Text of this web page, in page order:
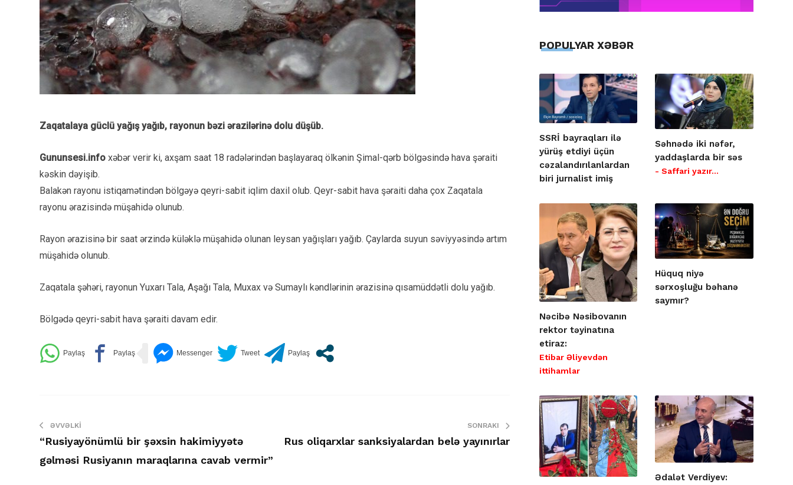
Zaqatalaya güclü yağış yağıb, rayonun bəzi ərazilərinə dolu düşüb.
Gununsesi.info xəbər verir ki, axşam saat 18 radələrindən başlayaraq ölkənin Şimal-qərb bölgəsində hava şəraiti
kəskin dəyişib.
Balakən rayonu istiqamətindən bölgəyə qeyri-sabit iqlim daxil olub. Qeyr-sabit hava şəraiti daha çox Zaqatala
rayonu ərazisində müşahidə olunub.
Rayon ərazisinə bir saat ərzində küləklə müşahidə olunan leysan yağışları yağıb. Çaylarda suyun səviyyəsində artım
müşahidə olunub.
Zaqatala şəhəri, rayonun Yuxarı Tala, Aşağı Tala, Muxax və Sumaylı kəndlərinin ərazisinə qısamüddətli dolu yağıb.
Bölgədə qeyri-sabit hava şəraiti davam edir.
ƏVVƏLKI
“Rusiyayönümlü bir şəxsin hakimiyyətə
gəlməsi Rusiyanın maraqlarına cavab vermir”
SONRAKI
Rus oliqarxlar sanksiyalardan belə yayınırlar
POPULYAR XƏBƏR
SSRİ bayraqları ilə
yürüş etdiyi üçün
cəzalandırılanlardan
biri jurnalist imiş
Səhnədə iki nəfər,
yaddaşlarda bir səs
- Saffari yazır…
Nəcibə Nəsibovanın
rektor təyinatına
etiraz:
Etibar Əliyevdən
ittihamlar
Hüquq niyə
sərxoşluğu bəhanə
saymır?
Ədalət Verdiyev: